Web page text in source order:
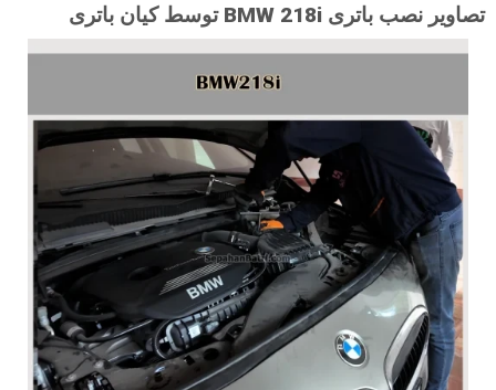
تصاویر نصب باتری BMW 218i توسط کیان باتری